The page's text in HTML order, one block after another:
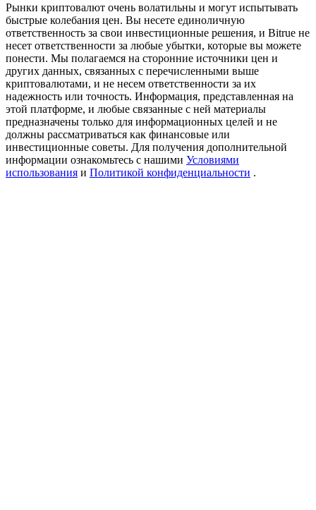
Precious Metals Trading Carnival
Trade Gold & Silver · 33,333 USDT Bonus
USDT New User Exclusive 10% APR
USDT Flexible Staking | Daily Rewards
Рынки криптовалют очень волатильны и могут испытывать
быстрые колебания цен. Вы несете единоличную
ответственность за свои инвестиционные решения, и Bitrue не
несет ответственности за любые убытки, которые вы можете
понести. Мы полагаемся на сторонние источники цен и
других данных, связанных с перечисленными выше
криптовалютами, и не несем ответственности за их
надежность или точность. Информация, представленная на
этой платформе, и любые связанные с ней материалы
предназначены только для информационных целей и не
должны рассматриваться как финансовые или
инвестиционные советы. Для получения дополнительной
информации ознакомьтесь с нашими Условиями
использования и Политикой конфиденциальности .